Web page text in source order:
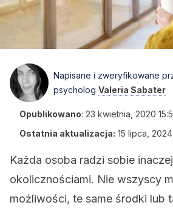
Napisane i zweryfikowane
psycholog Valeria Sabater
Opublikowano: 23 kwietnia, 2020
Ostatnia aktualizacja: 15 lipca, 2024
Każda osoba radzi sobie
okolicznościami. Nie wszyscy
możliwości, te same środki lub